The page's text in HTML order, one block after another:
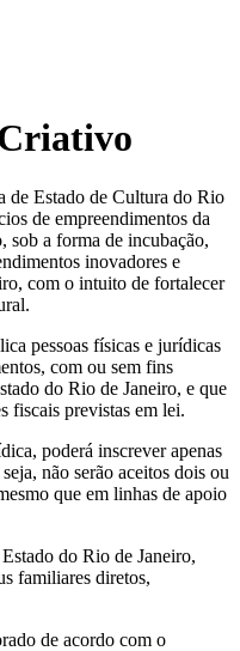
de Estado de Cultura do Rio
de empreendimentos da
sob a forma de incubação,
inovadores e
com o intuito de fortalecer
pessoas físicas e jurídicas
com ou sem fins
do Rio de Janeiro, e que
fiscais previstas em lei.
poderá inscrever apenas
não serão aceitos dois ou
que em linhas de apoio
do Rio de Janeiro,
familiares diretos,
de acordo com o